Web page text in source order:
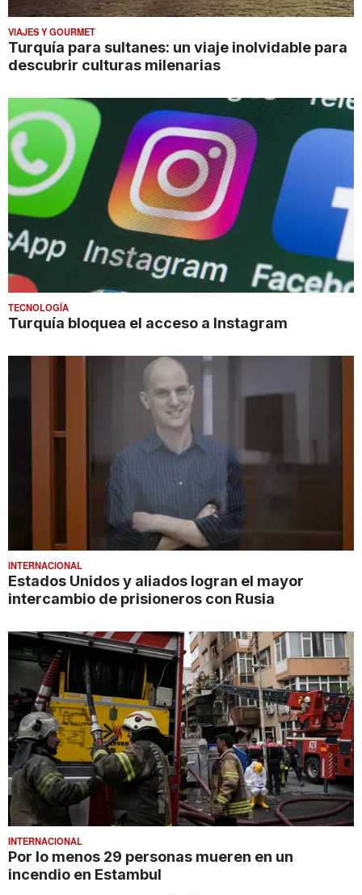
VIAJES Y GOURMET
Turquía para sultanes: un viaje inolvidable para
descubrir culturas milenarias
TECNOLOGÍA
Turquía bloquea el acceso a Instagram
INTERNACIONAL
Estados Unidos y aliados logran el mayor
intercambio de prisioneros con Rusia
INTERNACIONAL
Por lo menos 29 personas mueren en un
incendio en Estambul